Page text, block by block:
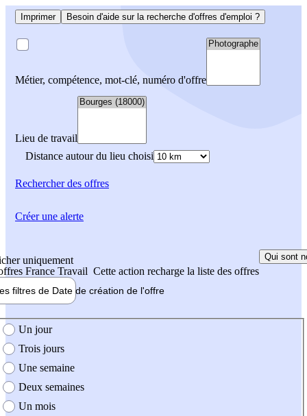
Imprimer Besoin d'aide sur la recherche d'offres d'emploi ?
Métier, compétence, mot-clé, numéro d'offre
Lieu de travail
Distance autour du lieu choisi
Rechercherdes offres
uniquement
France Travail Cette action recharge la liste des offres
Qui sont
filtres de Date de création de l'offre
création de l'offre
Un jour
Trois jours
Une semaine
Deux semaines
Un mois
Créer une alerte